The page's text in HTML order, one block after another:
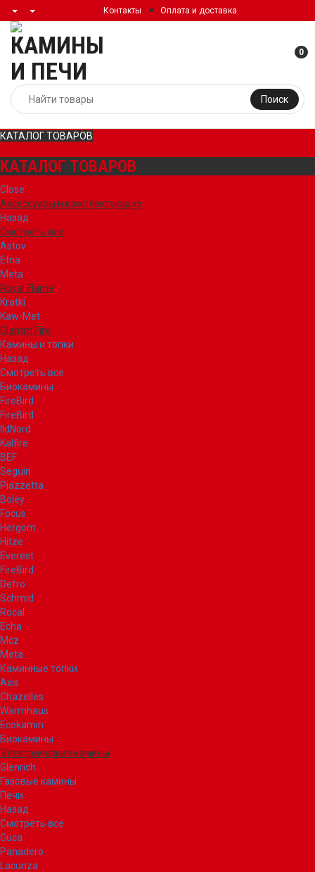
Контакты Оплата и доставка
Поиск
0
КАТАЛОГ ТОВАРОВ
КАТАЛОГ ТОВАРОВ
Close
Аксессуары и комплектующие
Назад
Смотреть все
Astov
Etna
Meta
Royal Flame
Kratki
Kaw-Met
Glamm Fire
Камины и топки
Назад
Смотреть все
Биокамины
FireBird
FireBird
IldNord
Kalfire
BEF
Seguin
Piazzetta
Boley
Focus
Hergom
Hitze
Everest
FireBird
Defro
Schmid
Rocal
Echa
Mcz
Meta
Каминные топки
Axis
Chazelles
Warmhaus
Ecokamin
Биокамины
Электрические камины
Glenrich
Газовые камины
Печи
Назад
Смотреть все
Guca
Panadero
Lacunza